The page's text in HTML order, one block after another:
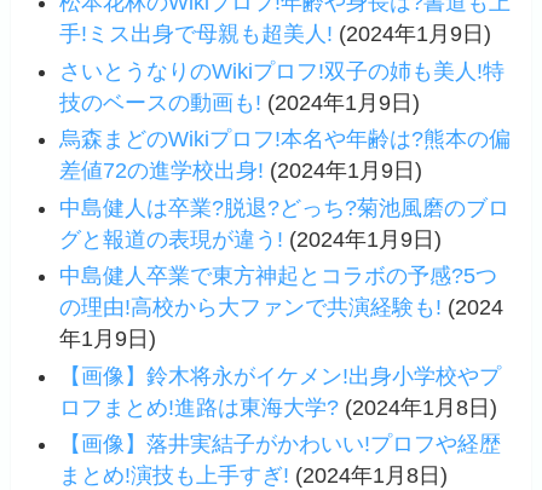
手!ミス出身で母親も超美人! (2024年1月9日)
さいとうなりのWikiプロフ!双子の姉も美人!特
技のベースの動画も! (2024年1月9日)
烏森まどのWikiプロフ!本名や年齢は?熊本の偏
差値72の進学校出身! (2024年1月9日)
中島健人は卒業?脱退?どっち?菊池風磨のブロ
グと報道の表現が違う! (2024年1月9日)
中島健人卒業で東方神起とコラボの予感?5つ
の理由!高校から大ファンで共演経験も! (2024
年1月9日)
【画像】鈴木将永がイケメン!出身小学校やプ
ロフまとめ!進路は東海大学? (2024年1月8日)
【画像】落井実結子がかわいい!プロフや経歴
まとめ!演技も上手すぎ! (2024年1月8日)